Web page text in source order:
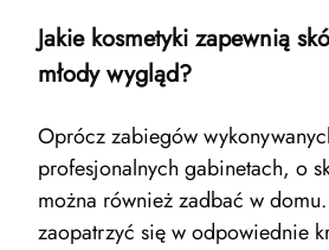
Jakie kosmetyki zapewnią
młody wygląd?
Oprócz zabiegów
profesjonalnych gabinetach, o
można również zadbać w
zaopatrzyć się w odpowiednie